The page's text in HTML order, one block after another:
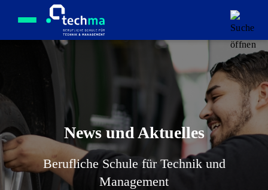
Menü öffnen
News und Aktuelles
Berufliche Schule für Technik und
Management